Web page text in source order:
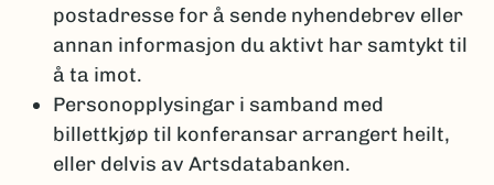
postadresse for å sende nyhendebrev eller
annan informasjon du aktivt har samtykt til
å ta imot.
Personopplysingar i samband med
billettkjøp til konferansar arrangert heilt,
eller delvis av Artsdatabanken.​